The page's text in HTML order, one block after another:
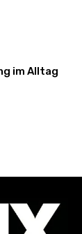
im Alltag